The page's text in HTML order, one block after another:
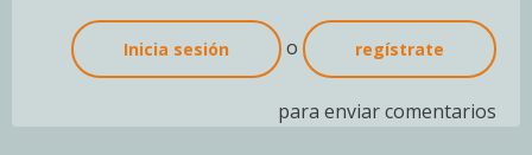
Inicia sesión o regístrate
para enviar comentarios